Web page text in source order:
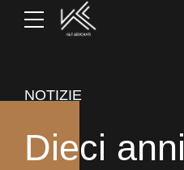
NOTIZIE
Dieci anni